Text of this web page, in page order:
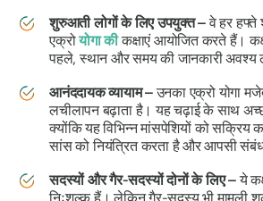
शुरुआती लोगों के लिए उपयुक्त –वे हर हफ्ते
एक्रोयोगा कीकक्षाएं आयोजित करते हैं।
पहले, स्थान और समय की जानकारी अवश्य
आनंददायक व्यायाम –उनका एक्रो योगा
लचीलापन बढ़ाता है। यह चढ़ाई के साथ
क्योंकि यह विभिन्न मांसपेशियों को सक्रिय
सांस को नियंत्रित करता है और आपसी
सदस्यों और गैर-सदस्यों दोनों के लिए –ये